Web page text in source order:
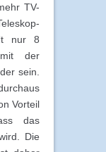
TV-
nur 8
der
sein.
Vorteil
das
Die